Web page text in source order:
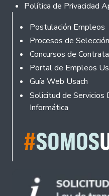
Política de Privacidad
Rodapé
Postulación Empleos
Procesos de
Concursos de
Portal de Empleos
Guía Web Usach
Solicitud de Servicios
Informática